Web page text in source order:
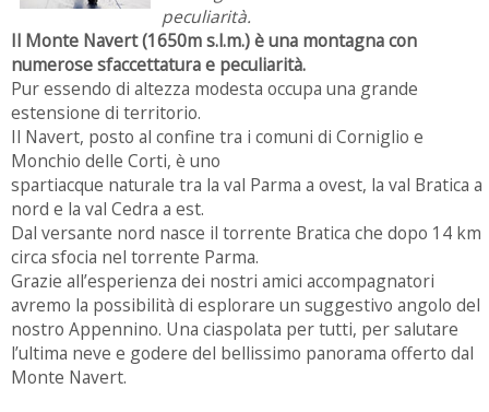
peculiarità.
Il Monte Navert (1650m s.l.m.) è una montagna con
numerose sfaccettatura e peculiarità.
Pur essendo di altezza modesta occupa una grande
estensione di territorio.
Il Navert, posto al confine tra i comuni di Corniglio e
Monchio delle Corti, è uno
spartiacque naturale tra la val Parma a ovest, la val Bratica a
nord e la val Cedra a est.
Dal versante nord nasce il torrente Bratica che dopo 14 km
circa sfocia nel torrente Parma.
Grazie all’esperienza dei nostri amici accompagnatori
avremo la possibilità di esplorare un suggestivo angolo del
nostro Appennino. Una ciaspolata per tutti, per salutare
l’ultima neve e godere del bellissimo panorama offerto dal
Monte Navert.